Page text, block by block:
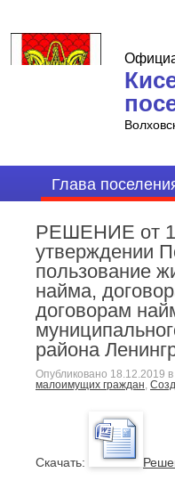
Глава
РЕШЕНИЕ от
утверждении
пользование
найма,
договорам
района
Опубликовано 18.12.2019
малоимущих граждан,
Cкачать: